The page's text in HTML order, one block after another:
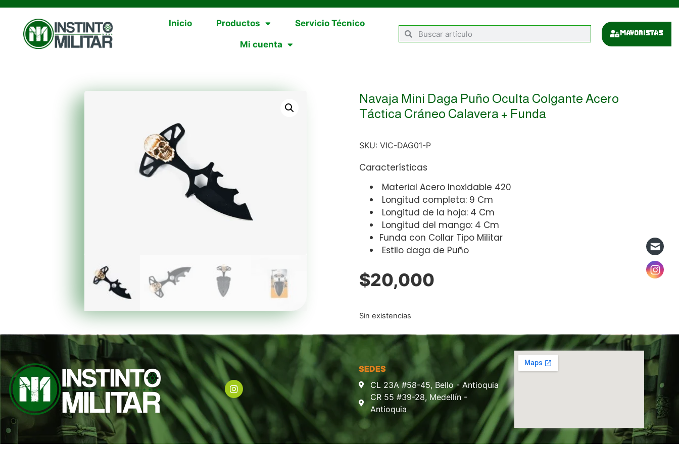
Inicio Productos Servicio Técnico
Mi cuenta
Mayoristas
Navaja Mini Daga Puño Oculta Colgante Acero
Táctica Cráneo Calavera + Funda
SKU: VIC-DAG01-P
Características
Material Acero Inoxidable 420
Longitud completa: 9 Cm
Longitud de la hoja: 4 Cm
Longitud del mango: 4 Cm
Funda con Collar Tipo Militar
Estilo daga de Puño
$20,000
Sin existencias
SEDES
CL 23A #58-45, Bello - Antioquia
CR 55 #39-28, Medellín -
Antioquia